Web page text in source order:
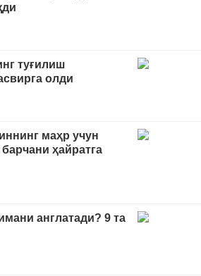
туғилиш
олди
маҳр учун
ҳайратга
англатади? 9 та